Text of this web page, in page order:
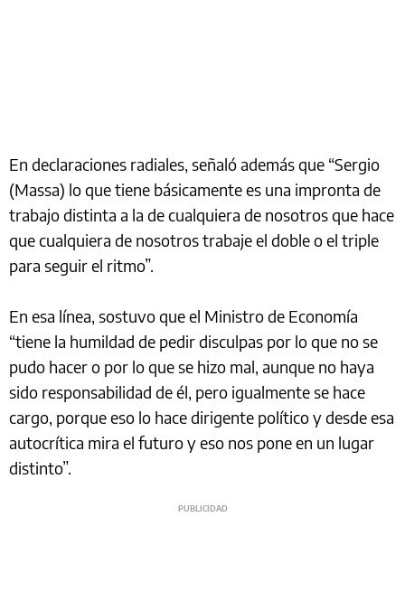
En declaraciones radiales, señaló además que “Sergio
(Massa) lo que tiene básicamente es una impronta de
trabajo distinta a la de cualquiera de nosotros que hace
que cualquiera de nosotros trabaje el doble o el triple
para seguir el ritmo”.
En esa línea, sostuvo que el Ministro de Economía
“tiene la humildad de pedir disculpas por lo que no se
pudo hacer o por lo que se hizo mal, aunque no haya
sido responsabilidad de él, pero igualmente se hace
cargo, porque eso lo hace dirigente político y desde esa
autocrítica mira el futuro y eso nos pone en un lugar
distinto”.